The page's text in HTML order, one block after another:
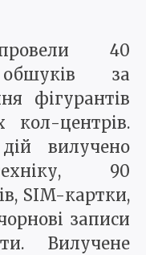
40
обшуків за
фігурантів
центрів.
вилучено
90
SIM-картки,
записи
Вилучене